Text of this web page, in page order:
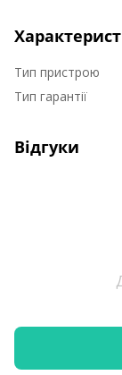
Тип пристрою
Тип гарантії
Відгуки